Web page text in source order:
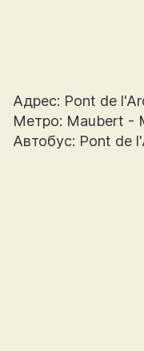
Адрес: Pont de
Метро: Maubert -
Автобус: Pont de